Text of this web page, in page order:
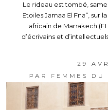
Le rideau est tombé,
Etoiles Jamaa El Fna”, sur
africain de Marrakech
d’écrivains et
29
PAR
FEMMES DU